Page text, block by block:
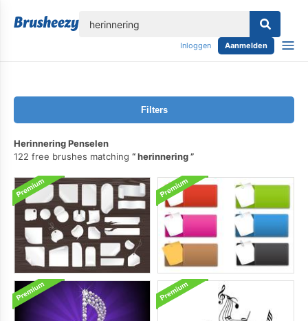
Inloggen Aanmelden
Filters
Herinnering Penselen
122 free brushes matching
herinnering